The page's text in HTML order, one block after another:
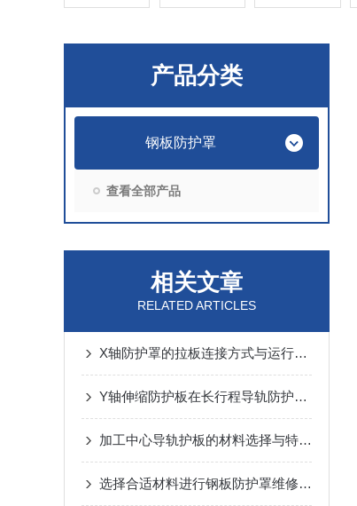
产品分类
钢板防护罩
查看全部产品
相关文章
RELATED ARTICLES
X轴防护罩的拉板连接方式与运行噪音控制
Y轴伸缩防护板在长行程导轨防护中的设计与应用
加工中心导轨护板的材料选择与特点说明
选择合适材料进行钢板防护罩维修与更换